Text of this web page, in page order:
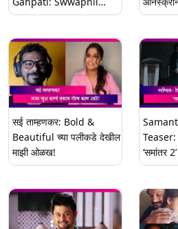
Joshi, Shreya Bugade
खास झलक
ने शेअर केले जुने
सई ताम्हणकर: Bold &
Beautiful च्या पलीकडे देखील
माझी ओळख!
Teaser:
‘समांतर